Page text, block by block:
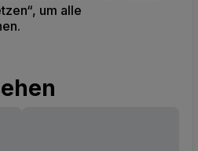
um alle